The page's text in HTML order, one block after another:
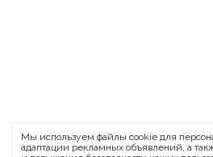
О проекте FAQ
Мы используем файлы cookie для
адаптации рекламных объявлений, а